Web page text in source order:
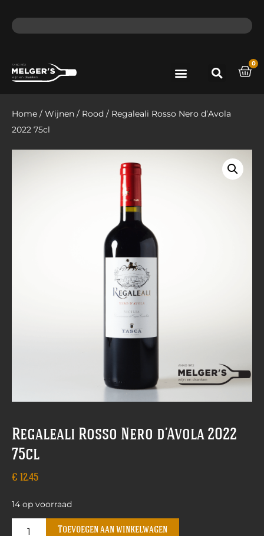
0
Home / Wijnen / Rood / Regaleali Rosso Nero d’Avola
2022 75cl
Regaleali Rosso Nero d’Avola 2022
75cl
€ 12,45
14 op voorraad
Toevoegen aan winkelwagen